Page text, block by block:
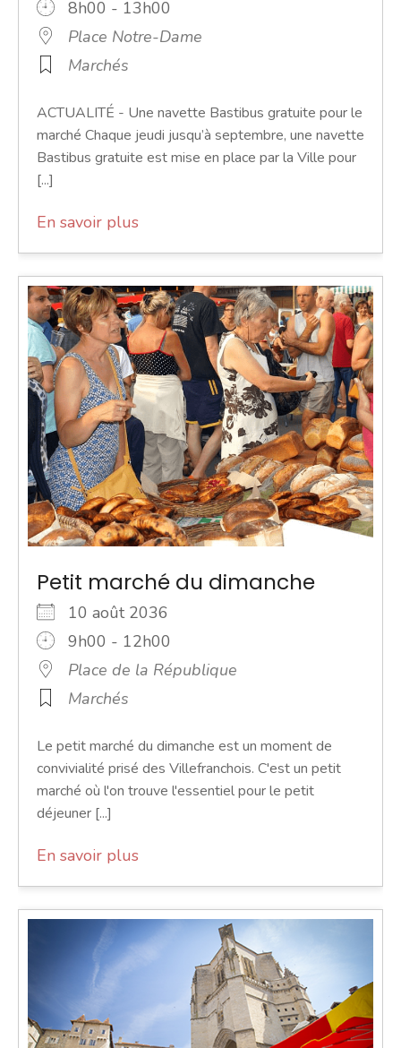
8h00 - 13h00
Place Notre-Dame
Marchés
ACTUALITÉ - Une navette Bastibus gratuite pour le
marché Chaque jeudi jusqu’à septembre, une navette
Bastibus gratuite est mise en place par la Ville pour
[...]
En savoir plus
Petit marché du dimanche
10 août 2036
9h00 - 12h00
Place de la République
Marchés
Le petit marché du dimanche est un moment de
convivialité prisé des Villefranchois. C'est un petit
marché où l'on trouve l'essentiel pour le petit
déjeuner [...]
En savoir plus